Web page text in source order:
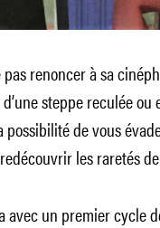
renoncer à sa
steppe reculée
de vous
les raretés
un premier cycle